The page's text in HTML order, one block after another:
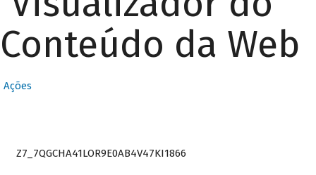
Conteúdo da Web
Ações
Z7_7QGCHA41LOR9E0AB4V47KI1866